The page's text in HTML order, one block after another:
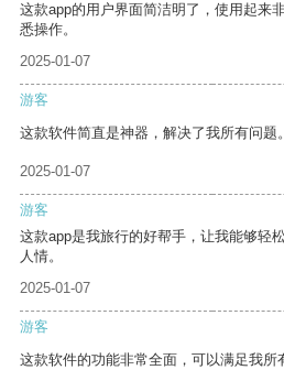
这款app的用户界面简洁明了，使用起来
悉操作。
2025-01-07
游客
这款软件简直是神器，解决了我所有问题。
2025-01-07
游客
这款app是我旅行的好帮手，让我能够轻
人情。
2025-01-07
游客
这款软件的功能非常全面，可以满足我所